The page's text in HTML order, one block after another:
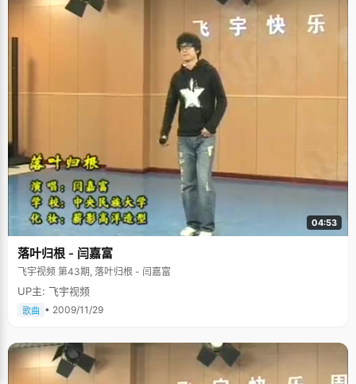
04:53
落叶归根 - 闫嘉富
飞宇视频 第43期, 落叶归根 - 闫嘉富
UP主: 飞宇视频
歌曲 • 2009/11/29